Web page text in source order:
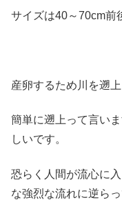
サイズは40～70cm前
産卵するため川を遡上
簡単に遡上って言い
しいです。
恐らく人間が流心に
な強烈な流れに逆ら